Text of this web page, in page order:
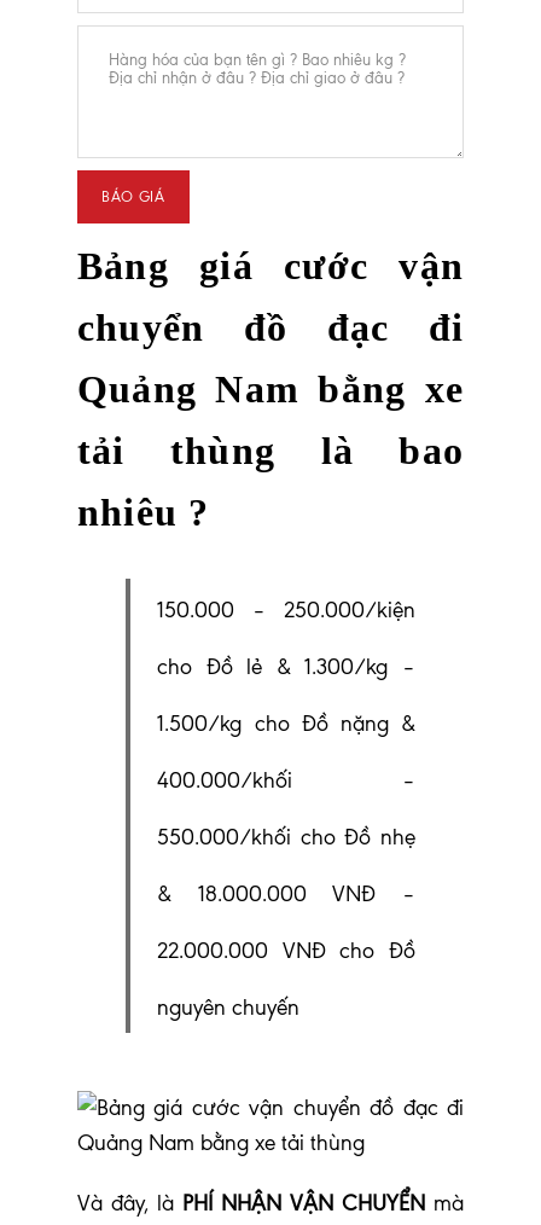
Bảng giá cước vận
chuyển đồ đạc đi
Quảng Nam bằng xe
tải thùng là bao
nhiêu ?
150.000 – 250.000/kiện
cho Đồ lẻ & 1.300/kg –
1.500/kg cho Đồ nặng &
400.000/khối –
550.000/khối cho Đồ nhẹ
& 18.000.000 VNĐ –
22.000.000 VNĐ cho Đồ
nguyên chuyến
Và đây, là PHÍ NHẬN VẬN CHUYỂN mà